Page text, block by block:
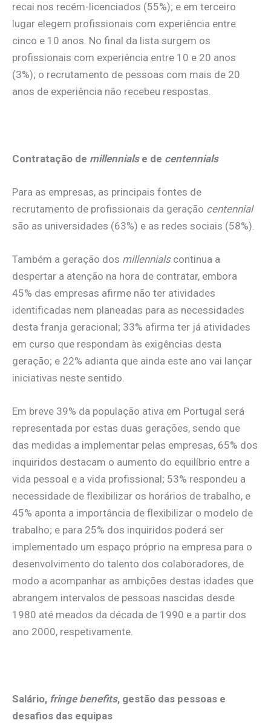
recai nos recém-licenciados (55%); e em terceiro
lugar elegem profissionais com experiência entre
cinco e 10 anos. No final da lista surgem os
profissionais com experiência entre 10 e 20 anos
(3%); o recrutamento de pessoas com mais de 20
anos de experiência não recebeu respostas.
Contratação de millennialse de centennials
Para as empresas, as principais fontes de
recrutamento de profissionais da geração centennial
são as universidades (63%) e as redes sociais (58%).
Também a geração dos millennialscontinua a
despertar a atenção na hora de contratar, embora
45% das empresas afirme não ter atividades
identificadas nem planeadas para as necessidades
desta franja geracional; 33% afirma ter já atividades
em curso que respondam às exigências desta
geração; e 22% adianta que ainda este ano vai lançar
iniciativas neste sentido.
Em breve 39% da população ativa em Portugal será
representada por estas duas gerações, sendo que
das medidas a implementar pelas empresas, 65% dos
inquiridos destacam o aumento do equilíbrio entre a
vida pessoal e a vida profissional; 53% respondeu a
necessidade de flexibilizar os horários de trabalho, e
45% aponta a importância de flexibilizar o modelo de
trabalho; e para 25% dos inquiridos poderá ser
implementado um espaço próprio na empresa para o
desenvolvimento do talento dos colaboradores, de
modo a acompanhar as ambições destas idades que
abrangem intervalos de pessoas nascidas desde
1980 até meados da década de 1990 e a partir dos
ano 2000, respetivamente.
Salário, fringe benefits, gestão das pessoas e
desafios das equipas